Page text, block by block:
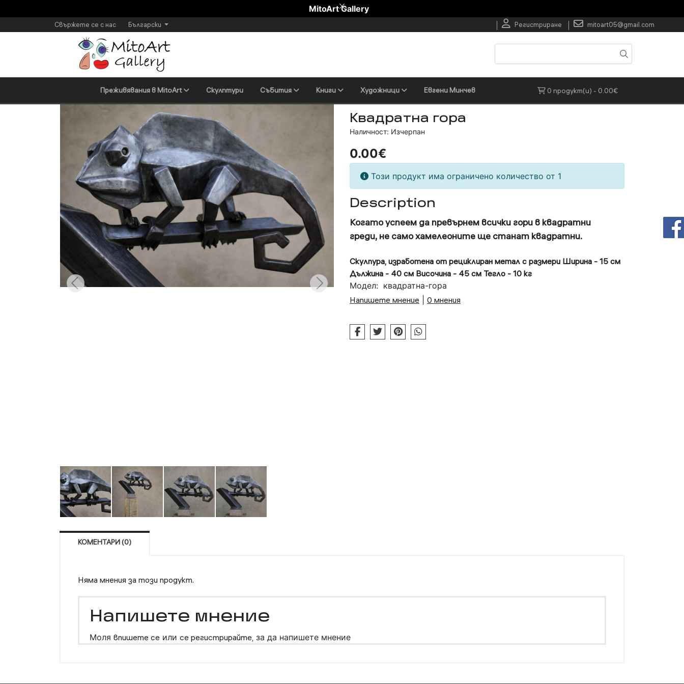
MitoArt Gallery
Регистриране mitoart05@gmail.com
Свържете се с нас Български
Преживявания в MitoArt Скулптури Събития Книги Художници Евгени Минчев 0 продукт(и) - 0.00€
Квадратна гора
Наличност: Изчерпан
0.00€
Този продукт има ограничено количество от 1
Description
Когато успеем да превърнем всички гори в квадратни
греди, не само хамелеоните ще станат квадратни.
Скулпура, изработена от рециклиран метал с размери Ширина - 15 см
Дължина - 40 см Височина - 45 см Тегло - 10 кг
Модел: квадратна-гора
Напишете мнение
0 мнения
КОМЕНТАРИ (0)
Няма мнения за този продукт.
Напишете мнение
Моля впишете се или се регистрирайте, за да напишете мнение